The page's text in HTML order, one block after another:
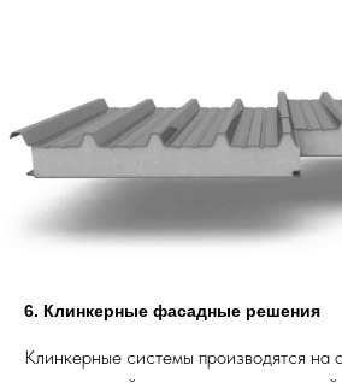
6. Клинкерные фасадные решения
Клинкерные системы производятся на